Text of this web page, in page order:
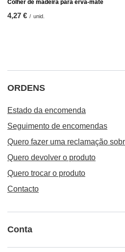
Colher de madeira para erva-mate
4,27 € / unid.
ORDENS
Estado da encomenda
Seguimento de encomendas
Quero fazer uma reclamação
Quero devolver o produto
Quero trocar o produto
Contacto
Conta